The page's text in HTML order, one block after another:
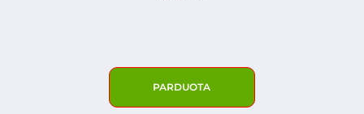
PARDUOTA